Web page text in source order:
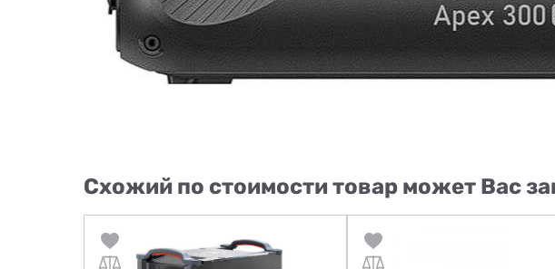
Схожий по стоимости товар может Вас